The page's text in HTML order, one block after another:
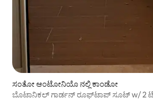
ಸಂತೋ ಆಂಟೋನಿಯೊ ನಲ್ಲಿ ಕಾಂಡೋ
ಬೊಟಾನಿಕಲ್ ಗಾರ್ಡನ್ ರೂಫ್‌ಟಾಪ್ ಸೂಟ್ w/ 2